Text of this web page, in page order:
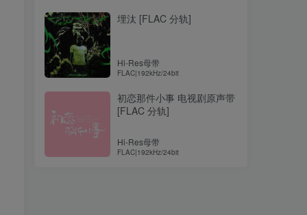
埋汰 [FLAC 分轨]
Hi-Res母带
FLAC|192kHz/24bit
初恋那件小事 电视剧原声带
[FLAC 分轨]
Hi-Res母带
FLAC|192kHz/24bit